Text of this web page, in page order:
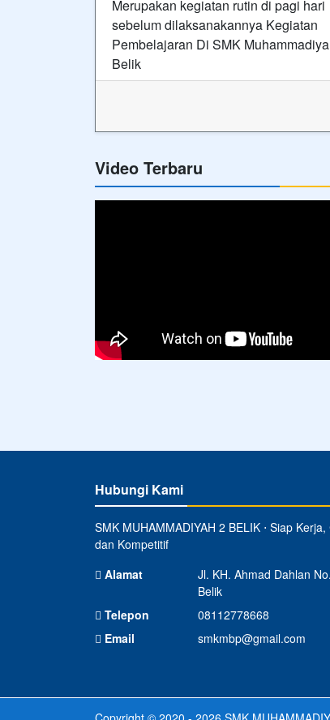
Merupakan kegiatan rutin di pagi hari
sebelum dilaksanakannya Kegiatan
Pembelajaran Di SMK
Belik
Video Terbaru
Hubungi Kami
SMK MUHAMMADIYAH 2 BELIK ⋅ Siap
dan Kompetitif
Alamat
Jl. KH. Ahmad Dahlan
Belik
Telepon
08112778668
Email
smkmbp@gmail.com